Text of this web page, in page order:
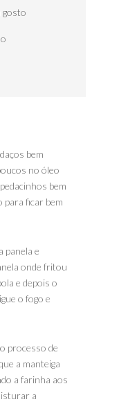
gosto
bem
no óleo
bem
para ficar bem
panela e
onde fritou
e depois o
o fogo e
processo de
a manteiga
a farinha aos
a